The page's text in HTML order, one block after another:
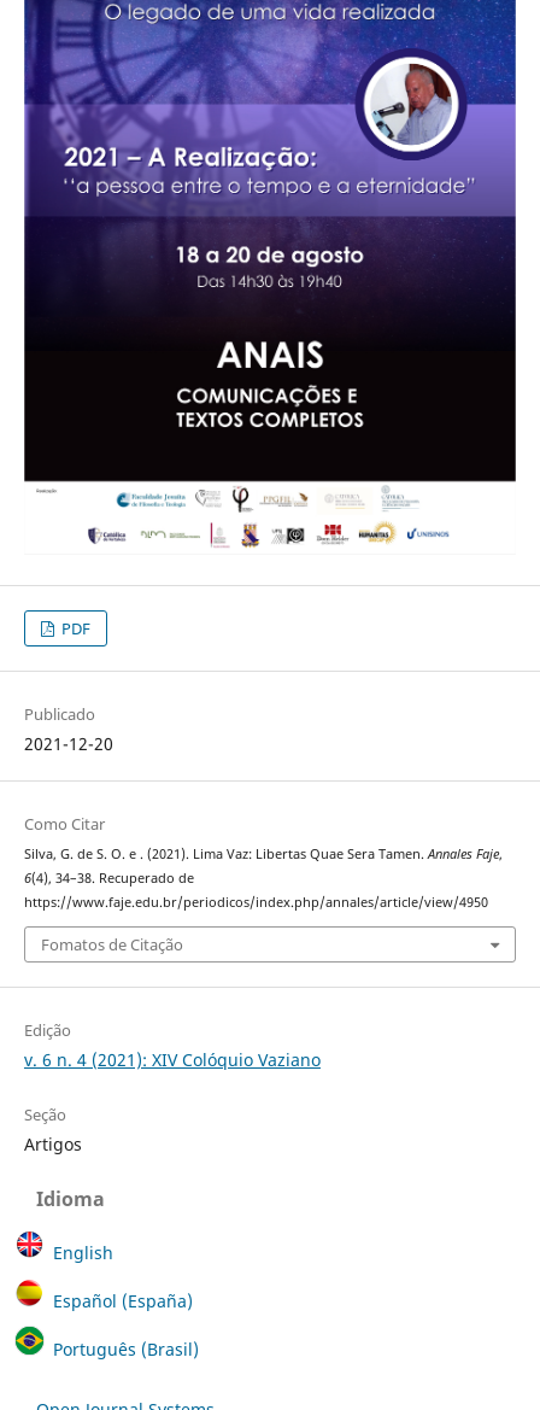
PDF
Publicado
2021-12-20
Como Citar
Silva, G. de S. O. e . (2021). Lima Vaz: Libertas Quae Sera Tamen.Annales Faje,
6(4), 34–38. Recuperado de
https://www.faje.edu.br/periodicos/index.php/annales/article/view/4950
Fomatos de Citação
Edição
v. 6 n. 4 (2021): XIV Colóquio Vaziano
Seção
Artigos
Idioma
English
Español (España)
Português (Brasil)